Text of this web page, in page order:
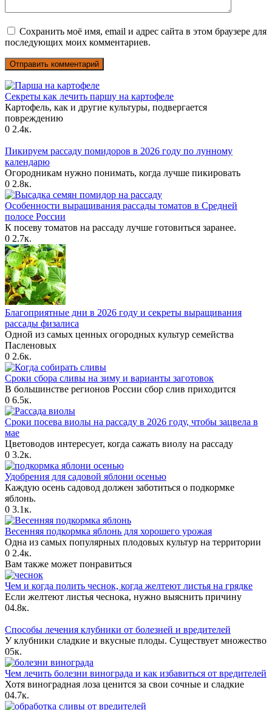
Сохранить моё имя, email и адрес сайта в этом браузере для
последующих моих комментариев.
Секреты как лечить паршу на картофеле
Картофель, как и другие культуры, подвергается
повреждению
0 2.4к.
Пикируем рассаду помидоров в 2026 году по лунному
календарю
Огородникам нужно понимать, когда лучше пикировать
0 2.8к.
Особенности выращивания рассады томатов в Средней
полосе России
К посеву томатов на рассаду лучше готовиться заранее.
0 2.7к.
Благоприятные дни в 2026 году и секреты выращивания
рассады физалиса
Одной из самых ценных огородных культур семейства
Пасленовых
0 2.6к.
Сроки сбора сливы на зиму и варианты заготовок
В большинстве регионов России сбор слив приходится
0 6.5к.
Сроки посева виолы на рассаду в 2026 году, чтобы зацвела в
мае
Цветоводов интересует, когда сажать виолу на рассаду
0 3.2к.
Удобрения для садовой яблони осенью
Каждую осень садовод должен заботиться о подкормке
яблонь.
0 3.1к.
Весенняя подкормка яблонь для хорошего урожая
Одна из самых популярных плодовых культур на территории
0 2.4к.
Вам также может понравиться
Чем и когда полить чеснок, когда желтеют листья на грядке
Если желтеют листья чеснока, нужно выяснить причину
04.8к.
Способы лечения клубники от болезней и вредителей
У клубники сладкие и вкусные плоды. Существует множество
05к.
Чем лечить болезни винограда и как избавиться от вредителей
Хотя виноградная лоза ценится за свои сочные и сладкие
04.7к.